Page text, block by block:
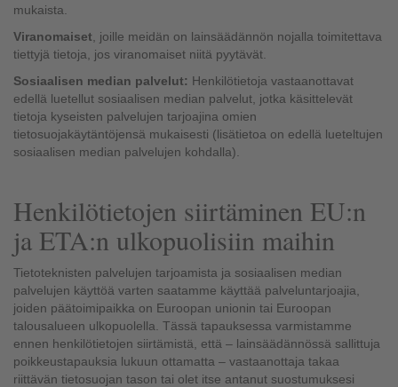
mukaista.
Viranomaiset , joille meidän on lainsäädännön nojalla toimitettava
tiettyjä tietoja, jos viranomaiset niitä pyytävät.
Sosiaalisen median palvelut: Henkilötietoja vastaanottavat
edellä luetellut sosiaalisen median palvelut, jotka käsittelevät
tietoja kyseisten palvelujen tarjoajina omien
tietosuojakäytäntöjensä mukaisesti (lisätietoa on edellä lueteltujen
sosiaalisen median palvelujen kohdalla).
Henkilötietojen siirtäminen EU:n
ja ETA:n ulkopuolisiin maihin
Tietoteknisten palvelujen tarjoamista ja sosiaalisen median
palvelujen käyttöä varten saatamme käyttää palveluntarjoajia,
joiden päätoimipaikka on Euroopan unionin tai Euroopan
talousalueen ulkopuolella. Tässä tapauksessa varmistamme
ennen henkilötietojen siirtämistä, että – lainsäädännössä sallittuja
poikkeustapauksia lukuun ottamatta – vastaanottaja takaa
riittävän tietosuojan tason tai olet itse antanut suostumuksesi